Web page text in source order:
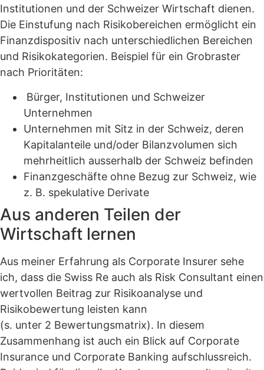
Institutionen und der Schweizer Wirtschaft dienen.
Die Einstufung nach Risikobereichen ermöglicht ein
Finanzdispositiv nach unterschiedlichen Bereichen
und Risikokategorien. Beispiel für ein Grobraster
nach Prioritäten:
Bürger, Institutionen und Schweizer
Unternehmen
Unternehmen mit Sitz in der Schweiz, deren
Kapitalanteile und/oder Bilanzvolumen sich
mehrheitlich ausserhalb der Schweiz befinden
Finanzgeschäfte ohne Bezug zur Schweiz, wie
z. B. spekulative Derivate
Aus anderen Teilen der
Wirtschaft lernen
Aus meiner Erfahrung als Corporate Insurer sehe
ich, dass die Swiss Re auch als Risk Consultant einen
wertvollen Beitrag zur Risikoanalyse und
Risikobewertung leisten kann
(s. unter 2 Bewertungsmatrix). In diesem
Zusammenhang ist auch ein Blick auf Corporate
Insurance und Corporate Banking aufschlussreich.